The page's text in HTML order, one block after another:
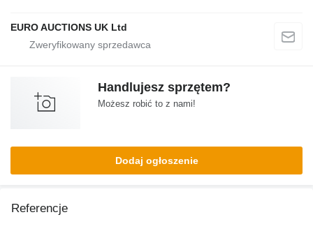
EURO AUCTIONS UK Ltd
Handlujesz sprzętem?
Możesz robić to z nami!
Dodaj ogłoszenie
Referencje